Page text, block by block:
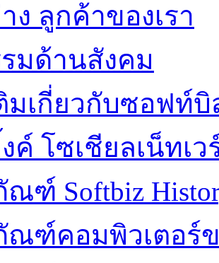
ง ลูกค้าของเรา
มด้านสังคม
มเกี่ยวกับซอฟท์บิ
ค์ โซเชียลเน็ทเว
ฑ์ Softbiz
ฑ์คอมพิวเตอร์